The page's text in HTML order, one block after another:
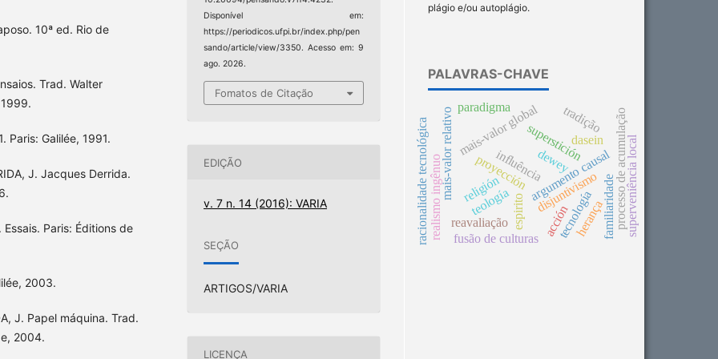
10ª ed. Rio de
Trad. Walter
Paris: Galilée, 1991.
J. Jacques Derrida.
Essais. Paris: Éditions de
2003.
J. Papel máquina. Trad.
2004.
Disponível em:
https://periodicos.ufpi.br/index.php/pen
sando/article/view/3350. Acesso em: 9
ago. 2026.
Fomatos de Citação
EDIÇÃO
v. 7 n. 14 (2016): VARIA
SEÇÃO
ARTIGOS/VARIA
LICENÇA
plágio e/ou autoplágio.
PALAVRAS-CHAVE
argumento causal
superstición
proyección processo de acumulação
mais-valor global
mais-valor relativo superveniência local
disjuntivismo
religión
realismo ingênuo
racionalidade tecnológica tecnología
dewey
teologíaespirito
influência
familiaridade
dasein
herança
reavaliação
tradição
fusão de culturas
acción
paradigma